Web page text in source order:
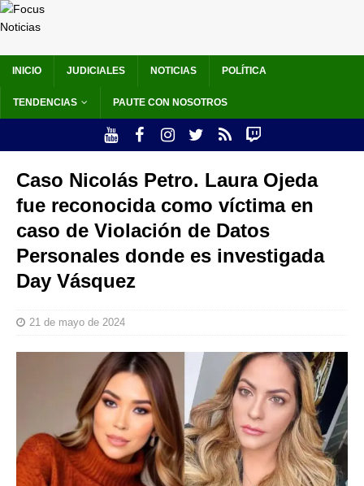
INICIO JUDICIALES NOTICIAS POLÍTICA
TENDENCIAS PAUTE CON NOSOTROS
Caso Nicolás Petro. Laura Ojeda
fue reconocida como víctima en
caso de Violación de Datos
Personales donde es investigada
Day Vásquez
21 de mayo de 2024